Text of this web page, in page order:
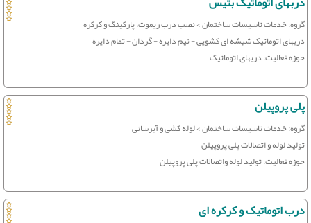
گروه: خدمات تاسیسات ساختمان > نصب درب ریموت، پارکینگ و کرکره
دربهای اتوماتیک شیشه ای کشویی - نیم دایره - گردان - تمام دایره
حوزه فعالیت: دربهای اتوماتیک
پلی پروپیلن
گروه: خدمات تاسیسات ساختمان > لوله کشی و آبرسانی
تولید لوله و اتصالات پلی پروپیلن
حوزه فعالیت: تولید لوله واتصالات پلی پروپیلن
درب اتوماتیک و کرکره ای